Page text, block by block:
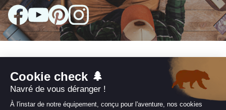
Nos collections arrow_drop_down
Infos utiles arrow_drop_down